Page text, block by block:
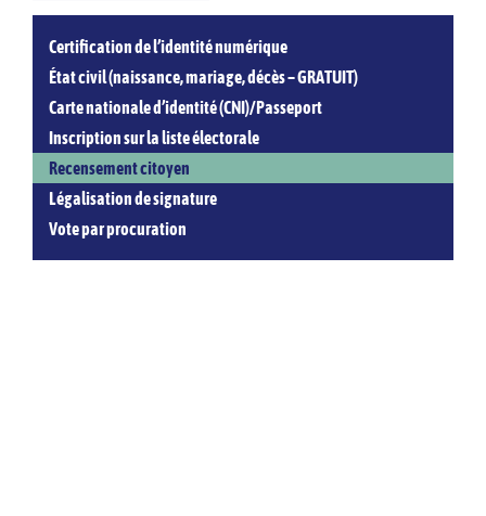
Certification de l’identité numérique
État civil (naissance, mariage, décès – GRATUIT)
Carte nationale d’identité (CNI)/Passeport
Inscription sur la liste électorale
Recensement citoyen
Légalisation de signature
Vote par procuration